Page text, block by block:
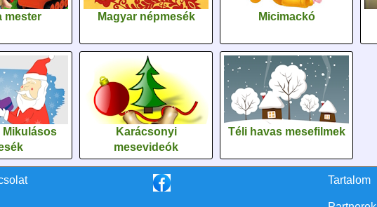
mester Magyar népmesék Micimackó
Mikulásos
Karácsonyi
mesevideók
Téli havas mesefilmek
Tartalom